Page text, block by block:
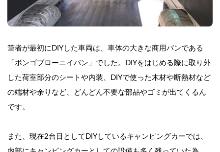
筆者が最初にDIYした車両は、車体の大きな商用バンである
「ボンゴブローニイバン」でした。DIYをはじめる際に取り外
した荷室部分のシートや内装、DIYで使った木材や断熱材など
の端材や余りなど、どんどん不要な部品やゴミが出てくるん
です。
また、現在2台目としてDIYしているキャンピングカーでは、